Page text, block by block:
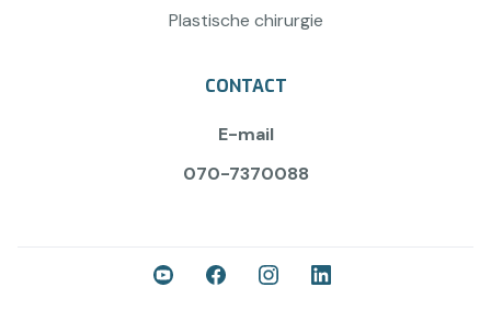
Plastische chirurgie
CONTACT
E-mail
070-7370088